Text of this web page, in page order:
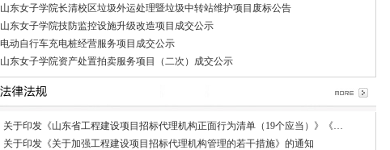
山东女子学院长清校区垃圾外运处理暨垃圾中转站维护项目废标公告
山东女子学院技防监控设施升级改造项目成交公示
电动自行车充电桩经营服务项目成交公示
山东女子学院资产处置拍卖服务项目（二次）成交公示
关于印发《山东省工程建设项目招标代理机构正面行为清单（19个应当）》《…
关于印发《关于加强工程建设项目招标代理机构管理的若干措施》的通知